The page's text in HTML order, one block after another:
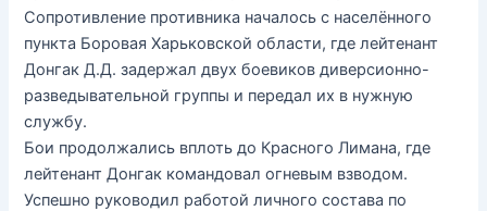
Сопротивление противника началось с населённого
пункта Боровая Харьковской области, где лейтенант
Донгак Д.Д. задержал двух боевиков диверсионно-
разведывательной группы и передал их в нужную
службу.
Бои продолжались вплоть до Красного Лимана, где
лейтенант Донгак командовал огневым взводом.
Успешно руководил работой личного состава по